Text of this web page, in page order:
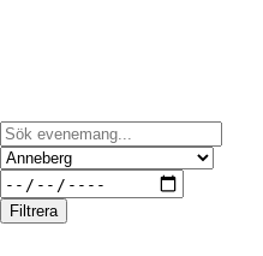
Filtrera